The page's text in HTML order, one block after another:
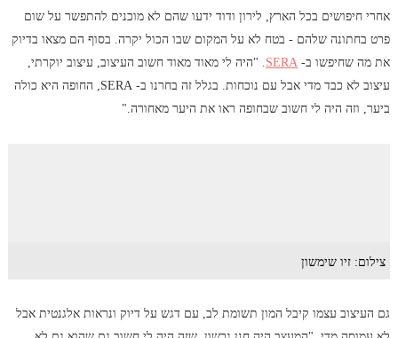
אחרי חיפושים בכל הארץ, לירון ודוד ידעו שהם לא מוכנים להתפשר על שום
פרט בחתונה שלהם - בטח לא על המקום שבו הכול יקרה. בסוף הם מצאו בדיוק
את מה שחיפשו ב- SERA. "היה לי מאוד מאוד חשוב העיצוב, עיצוב יוקרתי,
עיצוב לא כבד מדי אבל עם נוכחות. בגלל זה בחרנו ב- SERA, החופה היא כולה
ביער, וזה היה לי חשוב שבחופה ראו את היער מאחורה."
צילום: זיו שימשון
גם העיצוב עצמו קיבל המון תשומת לב, עם דגש על דיוק ונראות אלגנטית אבל